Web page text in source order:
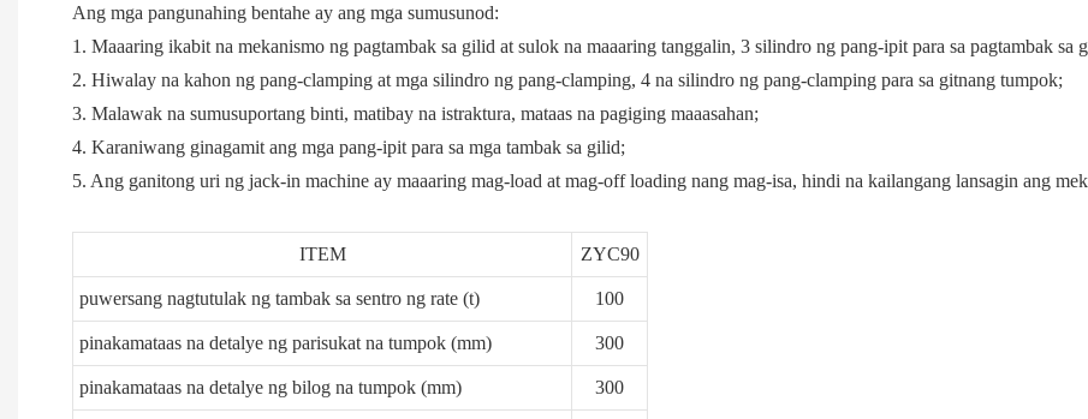
Ang mga pangunahing bentahe ay ang mga sumusunod:
1. Maaaring ikabit na mekanismo ng pagtambak sa gilid at sulok na maaaring tanggalin, 3 silindro ng pang-ipit para sa pagtambak sa
2. Hiwalay na kahon ng pang-clamping at mga silindro ng pang-clamping, 4 na silindro ng pang-clamping para sa gitnang tumpok;
3. Malawak na sumusuportang binti, matibay na istraktura, mataas na pagiging maaasahan;
4. Karaniwang ginagamit ang mga pang-ipit para sa mga tambak sa gilid;
5. Ang ganitong uri ng jack-in machine ay maaaring mag-load at mag-off loading nang mag-isa, hindi na kailangang lansagin ang
ITEM ZYC90
puwersang nagtutulak ng tambak sa sentro ng rate (t) 100
pinakamataas na detalye ng parisukat na tumpok (mm) 300
pinakamataas na detalye ng bilog na tumpok (mm) 300